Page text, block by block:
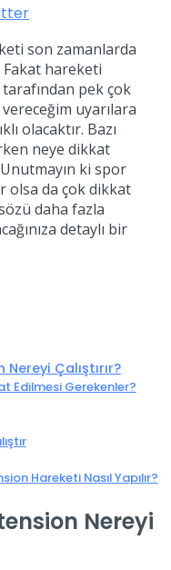
son zamanlarda
Fakat hareketi
pek çok
uyarılara
olacaktır. Bazı
neye dikkat
ki spor
olsa da çok dikkat
daha fazla
detaylı bir
Çalıştırır?
Edilmesi Gerekenler?
Hareketi Nasıl Yapılır?
Nereyi